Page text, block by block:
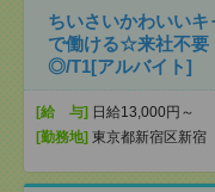
ちいさいかわいい
で働ける☆来社不要
◎/T1[アルバイト]
[給 与] 日給13,000円～
[勤務地] 東京都新宿区新宿